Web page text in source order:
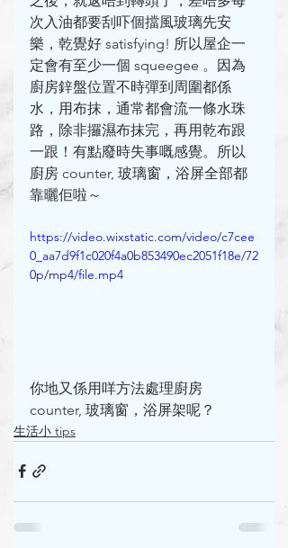
次入油都要刮吓個擋風玻璃先安
樂，乾覺好 satisfying! 所以屋企一
定會有至少一個 squeegee 。因為
廚房鋅盤位置不時彈到周圍都係
水，用布抹，通常都會流一條水珠
路，除非攞濕布抹完，再用乾布跟
一跟！有點廢時失事嘅感覺。所以
廚房 counter, 玻璃窗，浴屏全部都
靠曬佢啦～
https://video.wixstatic.com/video/c7cee
0_aa7d9f1c020f4a0b853490ec2051f18e/72
0p/mp4/file.mp4
你地又係用咩方法處理廚房
counter, 玻璃窗，浴屏架呢？
生活小 tips